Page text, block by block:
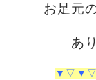
お足元
あ